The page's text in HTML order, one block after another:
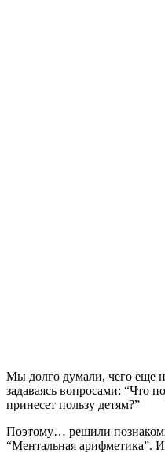
Мы долго думали, чего еще
задаваясь вопросами: “Что
принесет пользу детям?”
Поэтому… решили
“Ментальная арифметика”.